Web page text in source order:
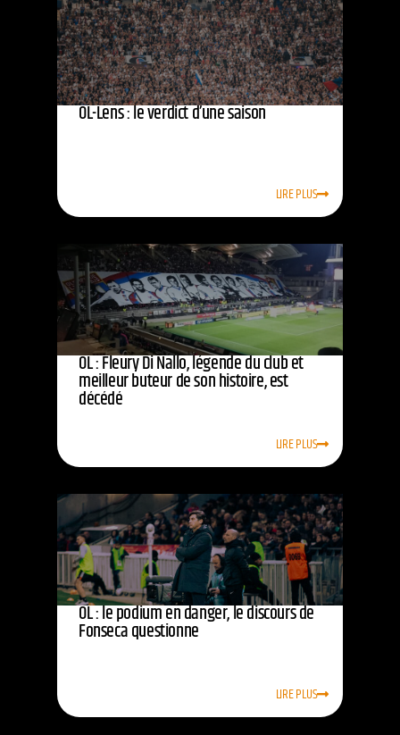
OL-Lens : le verdict d’une saison
LIRE PLUS
OL : Fleury Di Nallo, légende du club et
meilleur buteur de son histoire, est
décédé
LIRE PLUS
OL : le podium en danger, le discours de
Fonseca questionne
LIRE PLUS